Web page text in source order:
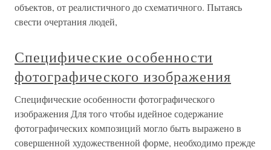
объектов, от реалистичного до схематичного. Пытаясь
свести очертания людей,
Специфические особенности
фотографического изображения
Специфические особенности фотографического
изображения Для того чтобы идейное содержание
фотографических композиций могло быть выражено в
совершенной художественной форме, необходимо прежде